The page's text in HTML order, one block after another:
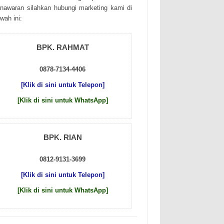
sіlаhkаn hubungі mаrkеtіng kаmі dі
іnі:
BPK. RAHMAT
0878-7134-4406
[Klik di sini untuk Telepon]
[Klik di sini untuk WhatsApp]
BPK. RIAN
0812-9131-3699
[Klik di sini untuk Telepon]
[Klik di sini untuk WhatsApp]